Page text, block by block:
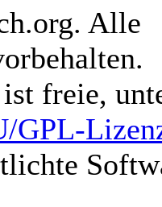
Alle
ist freie,
GPL-